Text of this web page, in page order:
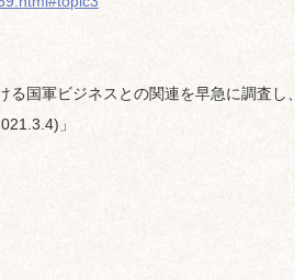
国軍ビジネスとの関連を早急に調査し、
」